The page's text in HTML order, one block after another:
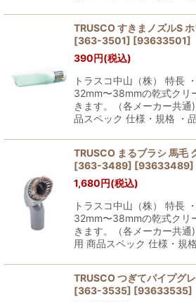
TRUSCO すきまノズルS
[363-3501] [93633501]
390円(税込)
トラスコ中山（株） 特長
32mm〜38mmの乾式クリ
きます。（各メーカー共
品スペック 仕様・規格 ・
TRUSCO まるブラシ 馬毛
[363-3489] [93633489]
1,680円(税込)
トラスコ中山（株） 特長
32mm〜38mmの乾式クリ
きます。（各メーカー共
用 商品スペック 仕様・規
TRUSCO つぎてパイプグ
[363-3535] [93633535]